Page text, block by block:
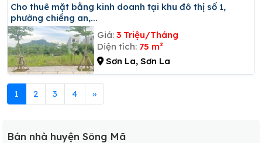
Cho thuê mặt bằng kinh doanh tại khu đô thị số 1,
phường chiềng an,...
Giá: 3 Triệu/Tháng
Diện tích: 75 m²
Sơn La, Sơn La
1 2 3 4 »
Bán nhà huyện Sông Mã